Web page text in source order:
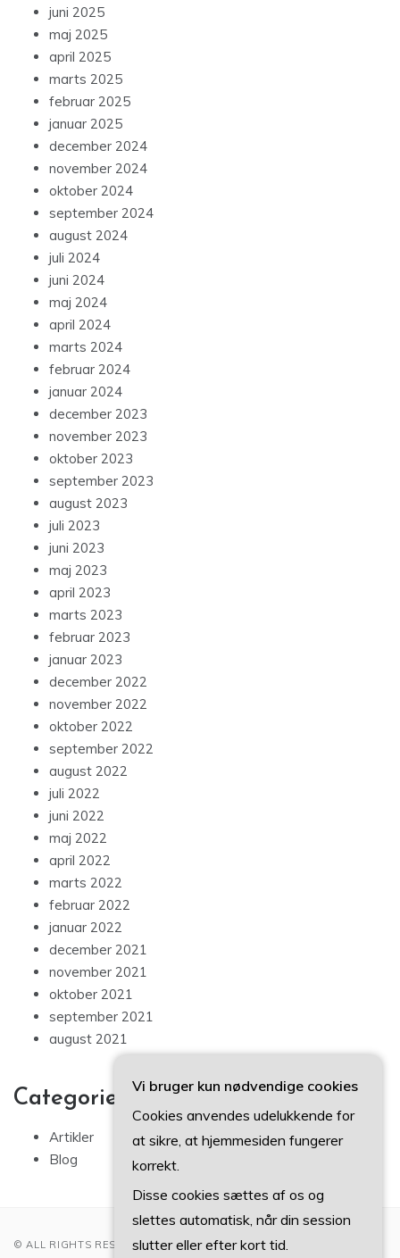
juni 2025
maj 2025
april 2025
marts 2025
februar 2025
januar 2025
december 2024
november 2024
oktober 2024
september 2024
august 2024
juli 2024
juni 2024
maj 2024
april 2024
marts 2024
februar 2024
januar 2024
december 2023
november 2023
oktober 2023
september 2023
august 2023
juli 2023
juni 2023
maj 2023
april 2023
marts 2023
februar 2023
januar 2023
december 2022
november 2022
oktober 2022
september 2022
august 2022
juli 2022
juni 2022
maj 2022
april 2022
marts 2022
februar 2022
januar 2022
december 2021
november 2021
oktober 2021
september 2021
august 2021
Categories
Artikler
Blog
© ALL RIGHTS RESERVED 2022
Vi bruger kun nødvendige cookies
Cookies anvendes udelukkende for
at sikre, at hjemmesiden fungerer
korrekt.
Disse cookies sættes af os og
slettes automatisk, når din session
slutter eller efter kort tid.